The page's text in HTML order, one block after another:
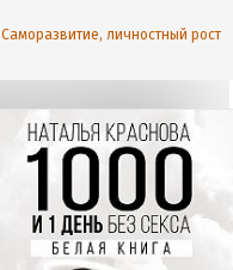
Саморазвитие, личностный рост